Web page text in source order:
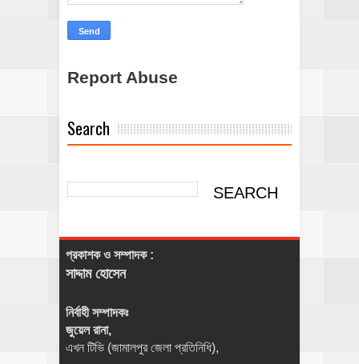
Report Abuse
Search
প্রকাশক ও সম্পাদক :
সাদ্দাম হোসেন
নির্বাহী সম্পাদকঃ
জুয়েল রানা,
এখন টিভি (জামালপুর জেলা প্রতিনিধি),